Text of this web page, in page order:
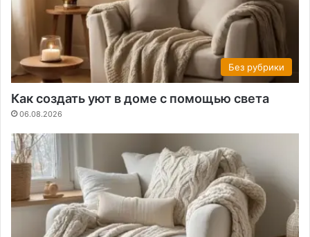
Без рубрики
Как создать уют в доме с помощью света
06.08.2026